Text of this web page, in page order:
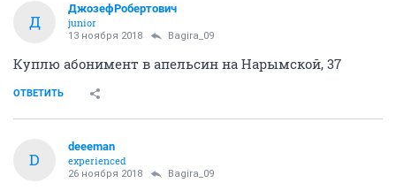
Д
ДжозефРобертович
junior
13 ноября 2018 Bagira_09
Куплю абонимент в апельсин на Нарымской, 37
ОТВЕТИТЬ
D
deeeman
experienced
26 ноября 2018 Bagira_09